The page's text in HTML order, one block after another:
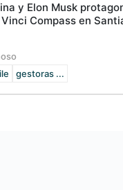
y Elon Musk
Compass en
gestoras ...